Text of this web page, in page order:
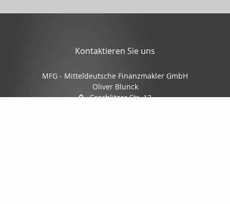
Kontaktieren Sie uns
MFG - Mitteldeutsche Finanzmakler GmbH
Oliver Blunck
Grochlitzer Str. 12